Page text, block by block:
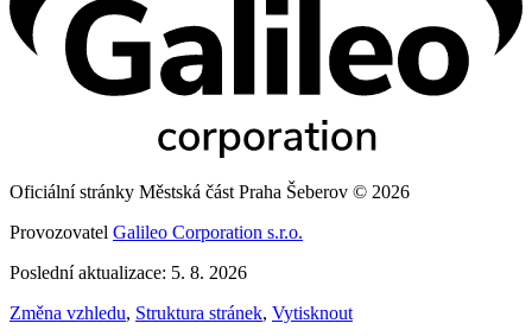
Oficiální stránky Městská část Praha Šeberov © 2026
Provozovatel Galileo Corporation s.r.o.
Poslední aktualizace: 5. 8. 2026
Změna vzhledu, Struktura stránek, Vytisknout